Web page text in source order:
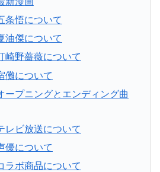
条悟について
油傑について
崎野薔薇について
儺について
ープニングとエンディング曲
レビ放送について
優について
ラボ商品について